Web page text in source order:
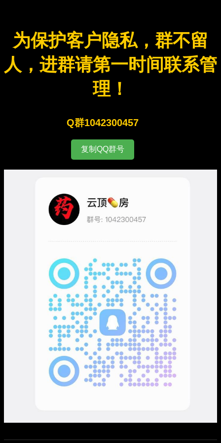
为保护客户隐私，群不留
人，进群请第一时间联系管
理！
Q群1042300457
复制QQ群号